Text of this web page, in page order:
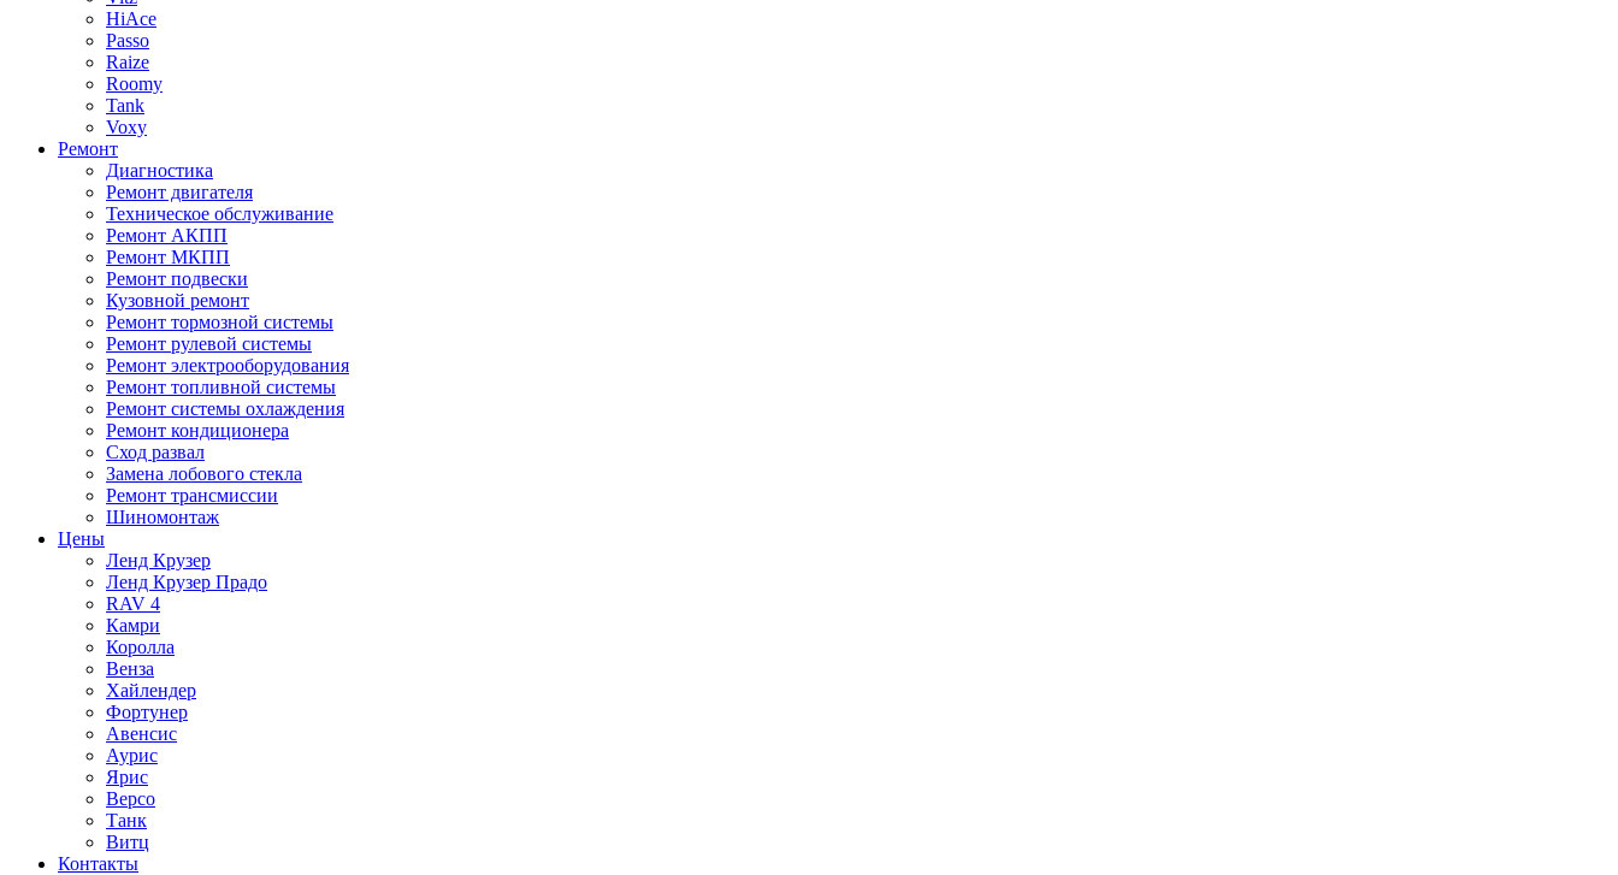
HiAce
Passo
Raize
Roomy
Tank
Voxy
Ремонт
Диагностика
Ремонт двигателя
Техническое обслуживание
Ремонт АКПП
Ремонт МКПП
Ремонт подвески
Кузовной ремонт
Ремонт тормозной системы
Ремонт рулевой системы
Ремонт электрооборудования
Ремонт топливной системы
Ремонт системы охлаждения
Ремонт кондиционера
Сход развал
Замена лобового стекла
Ремонт трансмиссии
Шиномонтаж
Цены
Ленд Крузер
Ленд Крузер Прадо
RAV 4
Камри
Королла
Венза
Хайлендер
Фортунер
Авенсис
Аурис
Ярис
Версо
Танк
Витц
Контакты